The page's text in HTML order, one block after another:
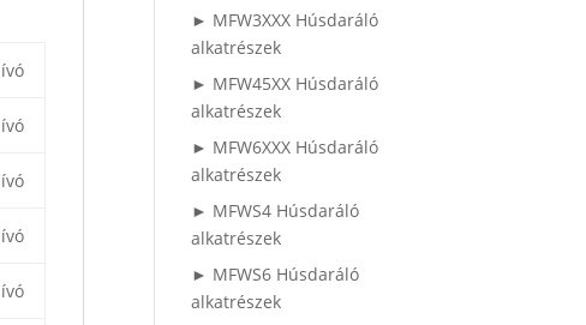
► MFW3XXX Húsdaráló
alkatrészek
► MFW45XX Húsdaráló
alkatrészek
► MFW6XXX Húsdaráló
alkatrészek
► MFWS4 Húsdaráló
alkatrészek
► MFWS6 Húsdaráló
alkatrészek